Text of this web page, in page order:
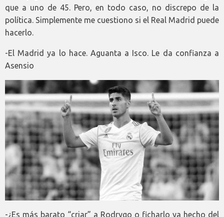
que a uno de 45. Pero, en todo caso, no discrepo de la
política. Simplemente me cuestiono si el Real Madrid puede
hacerlo.
-El Madrid ya lo hace. Aguanta a Isco. Le da confianza a
Asensio
-¿Es más barato “criar” a Rodrygo o ficharlo ya hecho del